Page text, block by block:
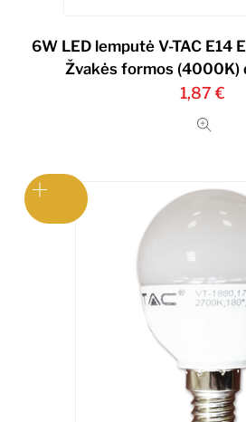
6W LED lemputė V-TAC E14
Žvakės formos (4000K)
1,87 €